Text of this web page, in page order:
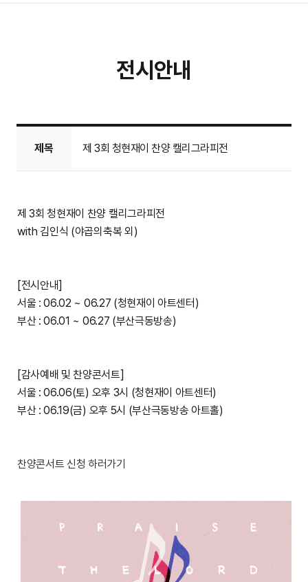
전시안내
제목 제 3회 청현재이 찬양 캘리그라피전
제 3회 청현재이 찬양 캘리그라피전
with 김인식 (야곱의축복 외)
[전시안내]
서울 : 06.02 ~ 06.27 (청현재이 아트센터)
부산 : 06.01 ~ 06.27 (부산극동방송)
[감사예배 및 찬양콘서트]
서울 : 06.06(토) 오후 3시 (청현재이 아트센터)
부산 : 06.19(금) 오후 5시 (부산극동방송 아트홀)
찬양콘서트 신청 하러가기